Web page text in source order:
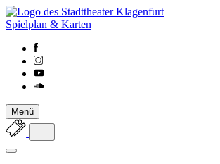
Spielplan & Karten
Menü